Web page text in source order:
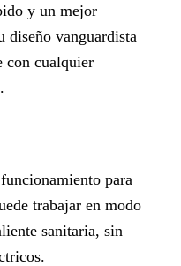
y un mejor
diseño vanguardista
con cualquier
para
trabajar en modo
sanitaria, sin